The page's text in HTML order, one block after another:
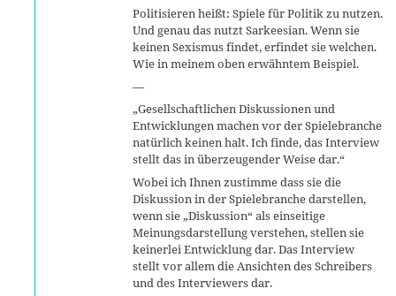
Politisieren heißt: Spiele für Politik zu nutzen.
Und genau das nutzt Sarkeesian. Wenn sie
keinen Sexismus findet, erfindet sie welchen.
Wie in meinem oben erwähntem Beispiel.
—
„Gesellschaftlichen Diskussionen und
Entwicklungen machen vor der Spielebranche
natürlich keinen halt. Ich finde, das Interview
stellt das in überzeugender Weise dar.“
Wobei ich Ihnen zustimme dass sie die
Diskussion in der Spielebranche darstellen,
wenn sie „Diskussion“ als einseitige
Meinungsdarstellung verstehen, stellen sie
keinerlei Entwicklung dar. Das Interview
stellt vor allem die Ansichten des Schreibers
und des Interviewers dar.